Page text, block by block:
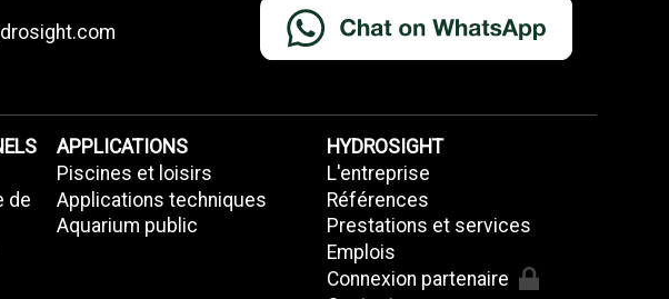
de
APPLICATIONS
Piscines et loisirs
Applications techniques
Aquarium public
HYDROSIGHT
L'entreprise
Références
Prestations et services
Emplois
Connexion partenaire